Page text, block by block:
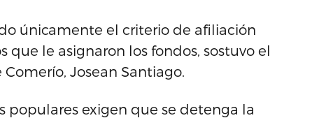
únicamente el criterio de afiliación
le asignaron los fondos, sostuvo el
Josean Santiago.
populares exigen que se detenga la